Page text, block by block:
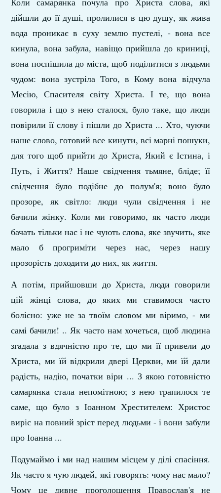
дійшли до її душі, пролилися в цю душу, як жива
вода проникає в суху землю пустелі, - вона все
кинула, вона забула, навіщо прийшла до криниці,
вона поспішила до міста, щоб поділитися з людьми
чудом: вона зустріла Того, в Кому вона відчула
Месію, Спасителя світу Христа. І те, що вона
говорила і що з нею сталося, було таке, що люди
повірили її слову і пішли до Христа ... Хто, чуючи
наше слово, готовий все кинути, всі марні пошуки,
для того щоб прийти до Христа, Який є Істина, і
Путь, і Життя? Наше свідчення тьмяне, бліде; її
свідчення було подібне до полум'я; воно було
прозоре, як світло: люди чули свідчення і не
бачили жінку. Коли ми говоримо, як часто люди
бачать тільки нас і не чують слова, яке звучить, яке
мало б прогриміти через нас, через нашу
прозорість доходити до них, як життя.
А потім, прийшовши до Христа, люди говорили
цій жінці слова, до яких ми ставимося часто
болісно: уже не за твоїм словом ми віримо, - ми
самі бачили! .. Як часто нам хочеться, щоб людина
згадала з вдячністю про те, що ми її привели до
Христа, ми їй відкрили двері Церкви, ми їй дали
радість, надію, початки віри ... З якою готовністю
самарянка стала непомітною; з нею трапилося те
саме, що було з Іоанном Хрестителем: Христос
виріс на повний зріст перед людьми - і вони забули
про Іоанна ...
Подумаймо і ми над нашим місцем у ділі спасіння.
Як часто я чую людей, які говорять: чому нас мало?
Чому це дивне проголошення Православ'я не